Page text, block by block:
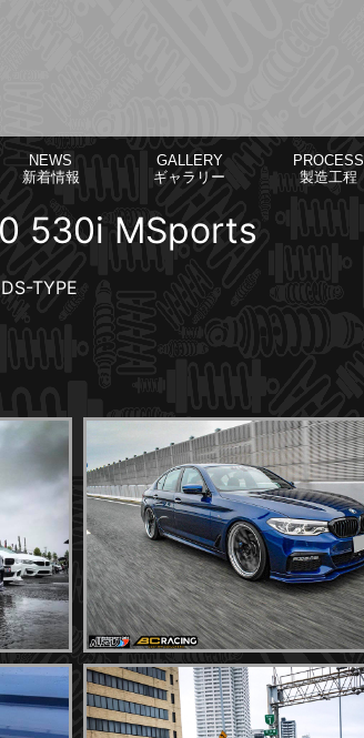
NEWS
新着情報
GALLERY
ギャラリー
PROCESS
製造工程
530i MSports
TYPE